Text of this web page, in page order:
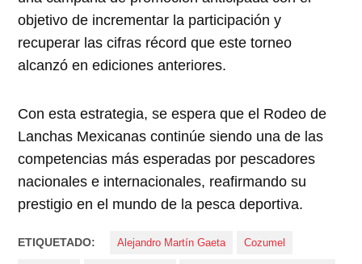
objetivo de incrementar la participación y
recuperar las cifras récord que este torneo
alcanzó en ediciones anteriores.
Con esta estrategia, se espera que el Rodeo de
Lanchas Mexicanas continúe siendo una de las
competencias más esperadas por pescadores
nacionales e internacionales, reafirmando su
prestigio en el mundo de la pesca deportiva.
ETIQUETADO: Alejandro Martín Gaeta Cozumel